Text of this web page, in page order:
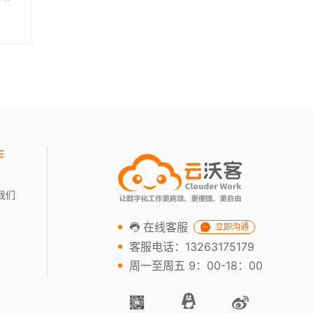
们
在线客服 立即沟通
客服电话：13263175179
周一至周五 9：00-18：00